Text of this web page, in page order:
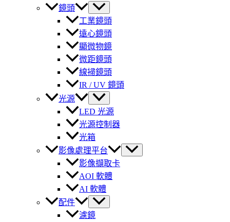
鏡頭
工業鏡頭
遠心鏡頭
顯微物鏡
微距鏡頭
線掃鏡頭
IR / UV 鏡頭
光源
LED 光源
光源控制器
光箱
影像處理平台
影像擷取卡
AOI 軟體
AI 軟體
配件
濾鏡